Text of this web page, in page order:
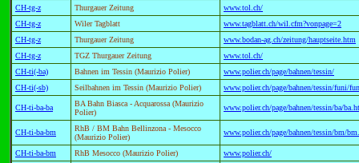
CH-tg-z Thurgauer Zeitung
www.tol.ch/
CH-tg-z
Wiler Tagblatt
www.tagblatt.ch/wil.cfm?vonpage=2
CH-tg-z
Thurgauer Zeitung
www.bodan-ag.ch/zeitung/hauptseite.htm
CH-tg-z
TGZ Thurgauer Zeitung
www.tol.ch/
CH-ti(-ba)
Bahnen im Tessin (Maurizio Polier)
www.polier.ch/page/bahnen/tessin/
CH-ti(-sb)
Seilbahnen im Tessin (Maurizio Polier) www.polier.ch/page/bahnen/tessin/funi/
CH-ti-ba-ba
BA Bahn Biasca - Acquarossa (Maurizio
Polier)
www.polier.ch/page/bahnen/tessin/ba/
CH-ti-ba-bm
RhB / BM Bahn Bellinzona - Mesocco
(Maurizio Polier)
www.polier.ch/page/bahnen/tessin/bm/
CH-ti-ba-bm RhB Mesocco (Maurizio Polier) www.polier.ch/